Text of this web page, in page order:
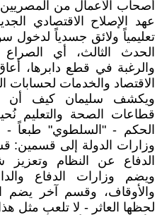
أصحاب الأعمال من
عهد الإصلاح الاقتصادي
تعليمياً ولائق جسدياً لدخول
الحدث الثالث، أي
والرغبة في قطع دابرها،
الاقتصاد والخدمات لحسابات
ويكشف سليمان كيف أن
قطاعات الصحة والتعليم
الحكم - "السلطوي" طبعاً
وزارات الدولة إلى قسمين:
الدفاع عن النظام وتعزيز
ويضم وزارات الدفاع
والأوقاف، وقسم آخر يضم
لحظها العاثر - لا تلعب مثل